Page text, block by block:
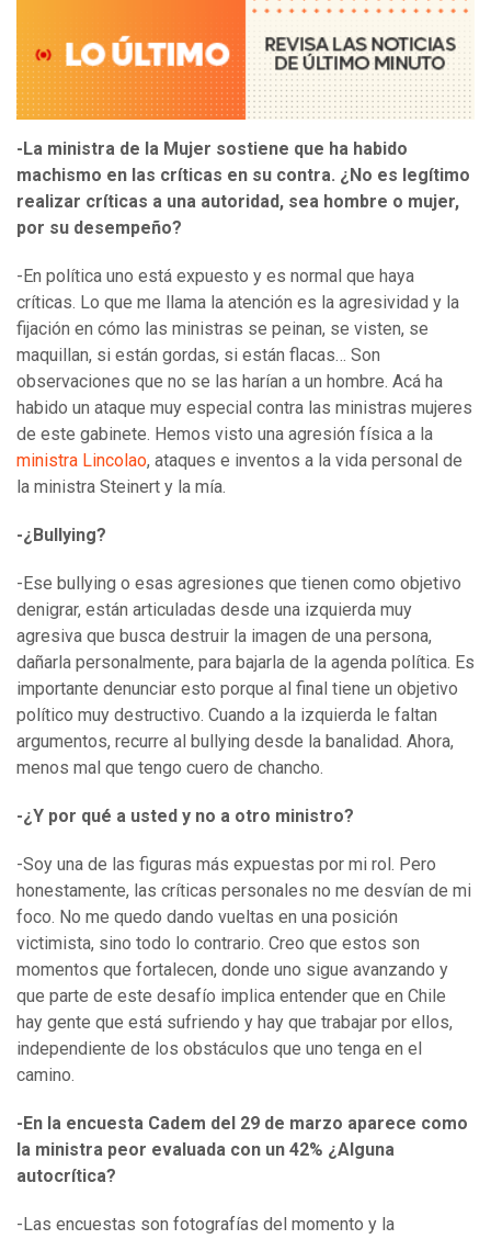
-La ministra de la Mujer sostiene que ha habido
machismo en las críticas en su contra. ¿No es legítimo
realizar críticas a una autoridad, sea hombre o mujer,
por su desempeño?
-En política uno está expuesto y es normal que haya
críticas. Lo que me llama la atención es la agresividad y la
fijación en cómo las ministras se peinan, se visten, se
maquillan, si están gordas, si están flacas… Son
observaciones que no se las harían a un hombre. Acá ha
habido un ataque muy especial contra las ministras mujeres
de este gabinete. Hemos visto una agresión física a la
ministra Lincolao, ataques e inventos a la vida personal de
la ministra Steinert y la mía.
-¿Bullying?
-Ese bullying o esas agresiones que tienen como objetivo
denigrar, están articuladas desde una izquierda muy
agresiva que busca destruir la imagen de una persona,
dañarla personalmente, para bajarla de la agenda política. Es
importante denunciar esto porque al final tiene un objetivo
político muy destructivo. Cuando a la izquierda le faltan
argumentos, recurre al bullying desde la banalidad. Ahora,
menos mal que tengo cuero de chancho.
-¿Y por qué a usted y no a otro ministro?
-Soy una de las figuras más expuestas por mi rol. Pero
honestamente, las críticas personales no me desvían de mi
foco. No me quedo dando vueltas en una posición
victimista, sino todo lo contrario. Creo que estos son
momentos que fortalecen, donde uno sigue avanzando y
que parte de este desafío implica entender que en Chile
hay gente que está sufriendo y hay que trabajar por ellos,
independiente de los obstáculos que uno tenga en el
camino.
-En la encuesta Cadem del 29 de marzo aparece como
la ministra peor evaluada con un 42% ¿Alguna
autocrítica?
-Las encuestas son fotografías del momento y la